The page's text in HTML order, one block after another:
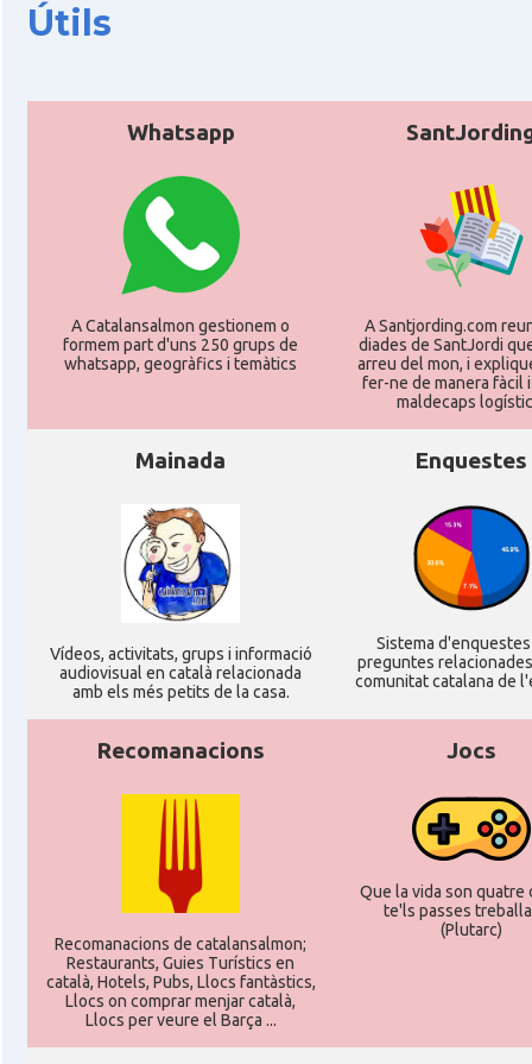
Útils
Whatsapp
A Catalansalmon gestionem o
formem part d'uns 250 grups de
whatsapp, geogràfics i temàtics
A Santjording.com
diades de SantJordi
arreu del mon, i
fer-ne de manera fàcil
maldecaps
Mainada
Ví­deos, activitats, grups i informació
audiovisual en català relacionada
amb els més petits de la casa.
Enquestes
Sistema
preguntes
comunitat catalana de
Recomanacions
Recomanacions de catalansalmon;
Restaurants, Guies Turístics en
català, Hotels, Pubs, Llocs fantàstics,
Llocs on comprar menjar català,
Llocs per veure el Barça ...
Jocs
Que la vida son quatre
te'ls passes
(Plutarc)